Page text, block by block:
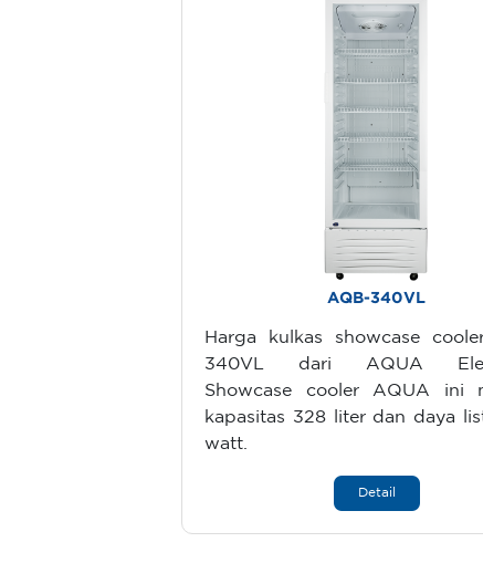
AQB-340VL
Harga kulkas showcase
340VL dari AQUA
Showcase cooler AQUA ini
kapasitas 328 liter dan daya
watt.
Detail